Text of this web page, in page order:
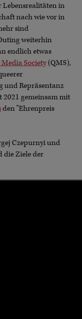
Lebensrealitäten in
nach wie vor in
sind
weiterhin
endlich etwas
Society(QMS),
und Repräsentanz
2021 gemeinsam mit
den "Ehrenpreis
Czepurnyi und
die Ziele der